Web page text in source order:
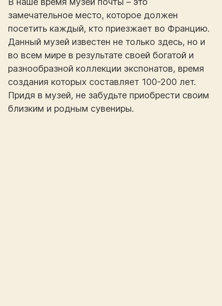
замечательное место, которое должен
посетить каждый, кто приезжает во Францию.
Данный музей известен не только здесь, но и
во всем мире в результате своей богатой и
разнообразной коллекции экспонатов, время
создания которых составляет 100-200 лет.
Придя в музей, не забудьте приобрести своим
близким и родным сувениры.